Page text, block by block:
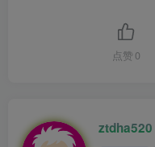
点赞 0
ztdha520